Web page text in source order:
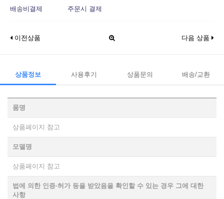
배송비결제
주문시 결제
이전상품 다음 상품
상품정보 사용후기 상품문의 배송/교환
품명
상품페이지 참고
모델명
상품페이지 참고
법에 의한 인증·허가 등을 받았음을 확인할 수 있는 경우 그에 대한
사항